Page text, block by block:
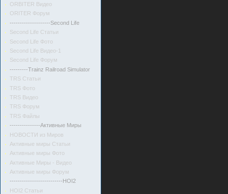
ORBITER Видео
ORITER Форум
--------------------Second Life
Second Life Статьи
Second Life Фото
Second Life Видео-1
Second Life Форум
---------Trainz Railroad Simulator
TRS Статьи
TRS Фото
TRS Видео
TRS Форум
TRS Файлы
---------------Активные Миры
НОВОСТИ из Миров
Активные миры Статьи
Активные миры Фото
Активные Миры - Видео
Активные миры Форум
--------------------------HOI2
HOI2 Статьи